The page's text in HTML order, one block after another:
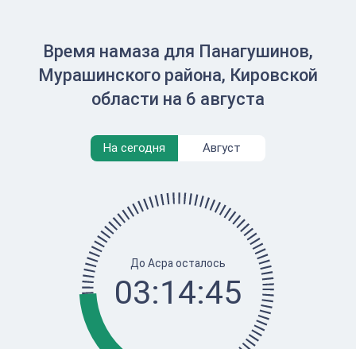
Время намаза для Панагушинов,
Мурашинского района, Кировской
области на 6 августа
На сегодня Август
До Асра осталось
03:14:45